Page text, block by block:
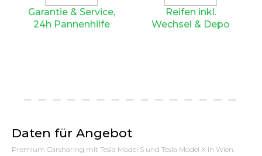
Garantie & Service,
24h Pannenhilfe
Reifen inkl.
Wechsel & Depo
Daten für Angebot
Premium Carsharing mit Tesla Model S und Tesla Model X in Wien.